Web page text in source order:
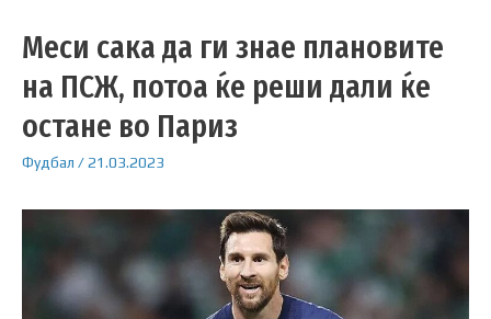
Меси сака да ги знае плановите
на ПСЖ, потоа ќе реши дали ќе
остане во Париз
Фудбал /21.03.2023